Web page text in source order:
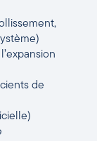
de